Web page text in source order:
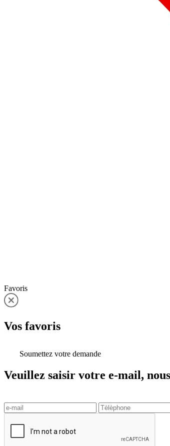
Favoris
Vos favoris
Soumettez votre demande
Veuillez saisir votre e-mail,